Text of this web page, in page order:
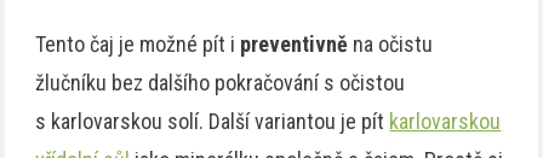
Tento čaj je možné pít i preventivně na očistu
žlučníku bez dalšího pokračování s očistou
s karlovarskou solí. Další variantou je pít karlovarskou